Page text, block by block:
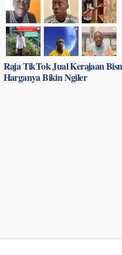
Raja TikTok Jual Kerajaan
Harganya Bikin Ngiler